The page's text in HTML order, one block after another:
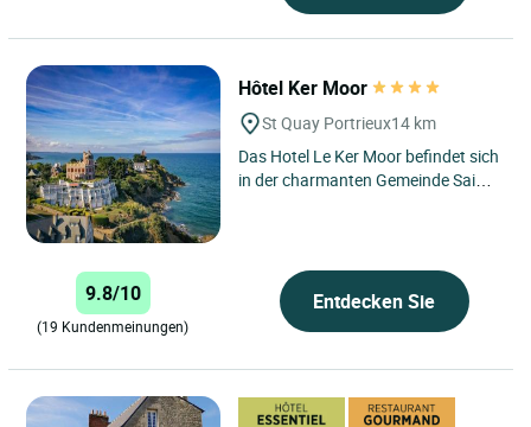
Hôtel Ker Moor
St Quay Portrieux14 km
Das Hotel Le Ker Moor befindet sich
in der charmanten Gemeinde Saint-
9.8/10
(19 Kundenmeinungen)
Entdecken Sie